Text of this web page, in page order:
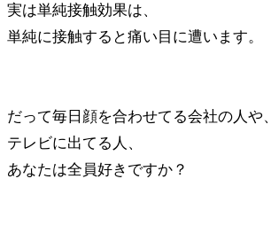
実は単純接触効果は、
単純に接触すると痛い目に遭います。
だって毎日顔を合わせてる会社の人や、
テレビに出てる人、
あなたは全員好きですか？